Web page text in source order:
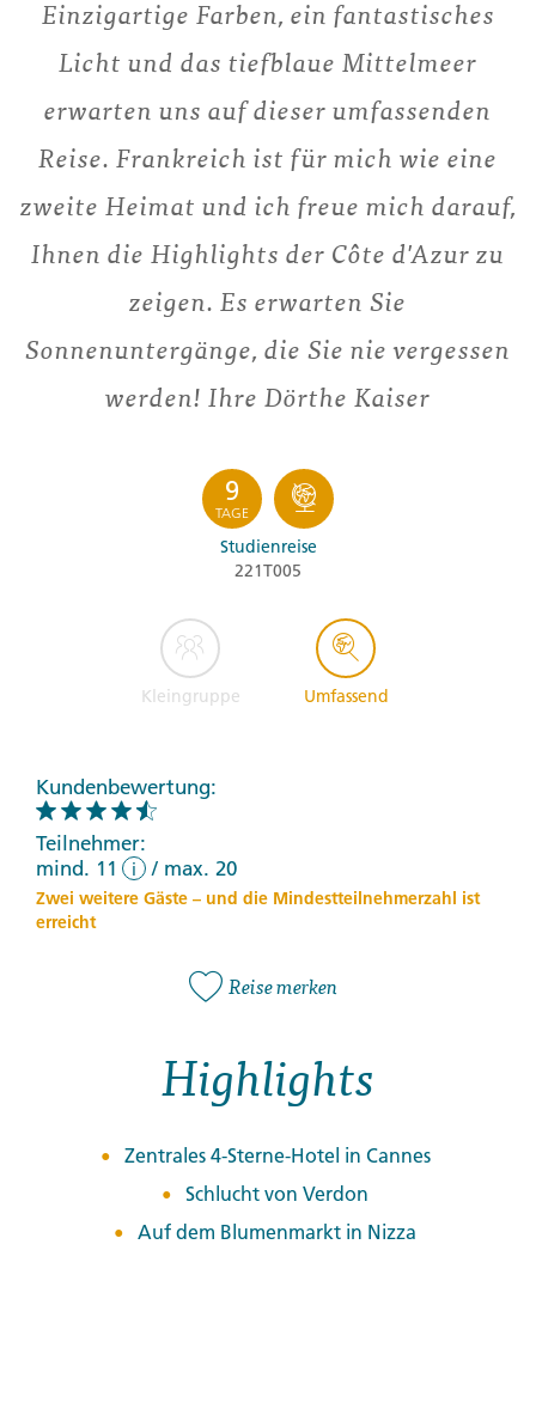
Einzigartige Farben, ein fantastisches
Licht und das tiefblaue Mittelmeer
erwarten uns auf dieser umfassenden
Reise. Frankreich ist für mich wie eine
zweite Heimat und ich freue mich darauf,
Ihnen die Highlights der Côte d'Azur zu
zeigen. Es erwarten Sie
Sonnenuntergänge, die Sie nie vergessen
werden! Ihre Dörthe Kaiser
9
TAGE
Studienreise
221T005
Kleingruppe Umfassend
Kundenbewertung:
Teilnehmer:
mind. 11
i / max. 20
Zwei weitere Gäste – und die Mindestteilnehmerzahl ist
erreicht
Reise merken
Highlights
Zentrales 4-Sterne-Hotel in Cannes
Schlucht von Verdon
Auf dem Blumenmarkt in Nizza